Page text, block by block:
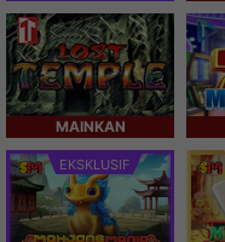
MAINKAN
EKSKLUSIF